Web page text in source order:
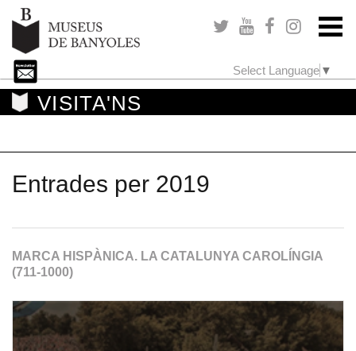
Select Language ▼
VISITA'NS
Entrades per 2019
MARCA HISPÀNICA. LA CATALUNYA CAROLÍNGIA
(711-1000)